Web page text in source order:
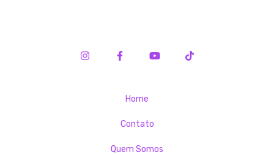
Home
Contato
Quem Somos